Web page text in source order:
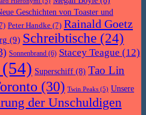
Geschichten von Toaster und
Peter Handke (7) Rainald Goetz
(9) Schreibtische (24)
Sonnenbrand (6) Stacey Teague (12)
(54) Superschiff (8) Tao Lin
(30) Twin Peaks (5) Unsere
der Unschuldigen